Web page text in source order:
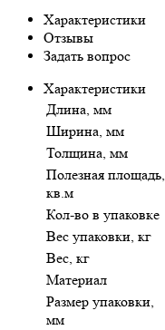
Характеристики
Отзывы
Задать вопрос
Характеристики
Длина, мм
Ширина, мм
Толщина, мм
Полезная площадь,
кв.м
Кол-во в упаковке
Вес упаковки, кг
Вес, кг
Материал
Размер упаковки,
мм